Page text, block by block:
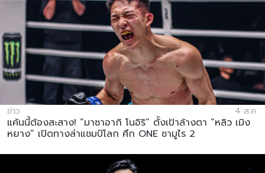
ข่าว 4 ส.ค.
แค้นนี้ต้องสะสาง! “มาซาอากิ โนอิริ” ตั้งเป้าล้างตา “หลิว เมิง
หยาง” เปิดทางล่าแชมป์โลก ศึก ONE ซามูไร 2